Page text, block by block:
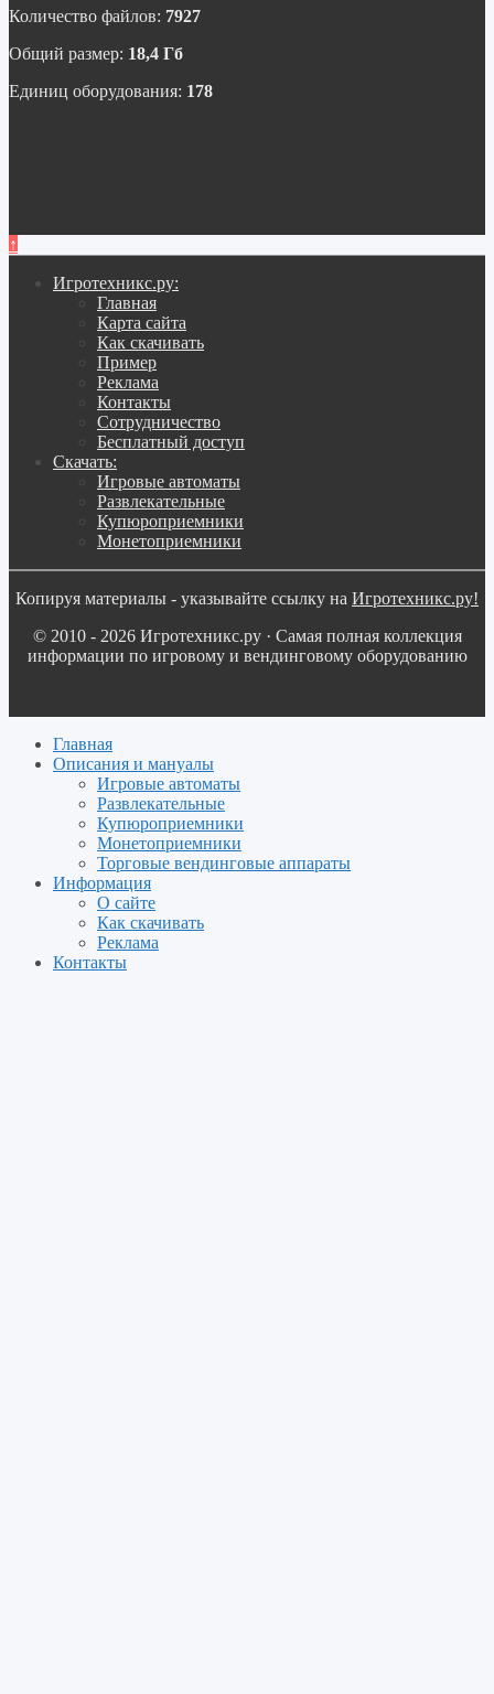
Количество файлов: 7927
Общий размер: 18,4 Гб
Единиц оборудования: 178
↑
Игротехникс.ру:
Главная
Карта сайта
Как скачивать
Пример
Реклама
Контакты
Сотрудничество
Бесплатный доступ
Скачать:
Игровые автоматы
Развлекательные
Купюроприемники
Монетоприемники
Копируя материалы - указывайте ссылку на Игротехникс.ру!
© 2010 - 2026 Игротехникс.ру · Самая полная коллекция
информации по игровому и вендинговому оборудованию
Главная
Описания и мануалы
Игровые автоматы
Развлекательные
Купюроприемники
Монетоприемники
Торговые вендинговые аппараты
Информация
О сайте
Как скачивать
Реклама
Контакты